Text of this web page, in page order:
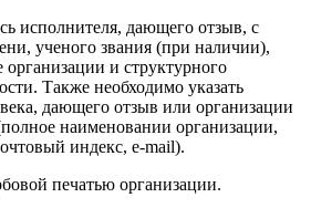
исполнителя, дающего отзыв, с
ученого звания (при наличии),
организации и структурного
Также необходимо указать
дающего отзыв или организации
наименовании организации,
индекс, e-mail).
печатью организации.